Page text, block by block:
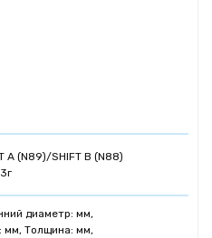
A (N89)/SHIFT B (N88)
диаметр: мм,
Толщина: мм,